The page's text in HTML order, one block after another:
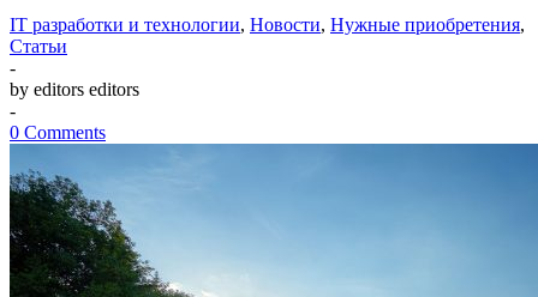
IT разработки и технологии, Новости, Нужные приобретения,
Статьи
-
by editors editors
-
0 Comments